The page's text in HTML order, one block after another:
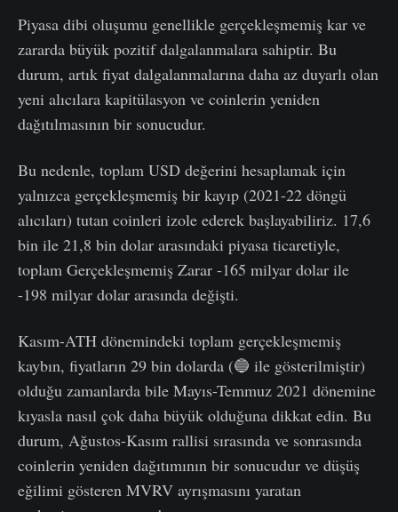
Piyasa dibi oluşumu genellikle gerçekleşmemiş kar ve
zararda büyük pozitif dalgalanmalara sahiptir. Bu
durum, artık fiyat dalgalanmalarına daha az duyarlı olan
yeni alıcılara kapitülasyon ve coinlerin yeniden
dağıtılmasının bir sonucudur.
Bu nedenle, toplam USD değerini hesaplamak için
yalnızca gerçekleşmemiş bir kayıp (2021-22 döngü
alıcıları) tutan coinleri izole ederek başlayabiliriz. 17,6
bin ile 21,8 bin dolar arasındaki piyasa ticaretiyle,
toplam Gerçekleşmemiş Zarar -165 milyar dolar ile
-198 milyar dolar arasında değişti.
Kasım-ATH dönemindeki toplam gerçekleşmemiş
kaybın, fiyatların 29 bin dolarda (🔵 ile gösterilmiştir)
olduğu zamanlarda bile Mayıs-Temmuz 2021 dönemine
kıyasla nasıl çok daha büyük olduğuna dikkat edin. Bu
durum, Ağustos-Kasım rallisi sırasında ve sonrasında
coinlerin yeniden dağıtımının bir sonucudur ve düşüş
eğilimi gösteren MVRV ayrışmasını yaratan